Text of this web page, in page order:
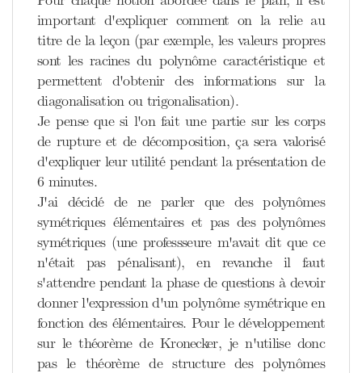
important d'expliquer comment on la relie au
titre de la leçon (par exemple, les valeurs propres
sont les racines du polynôme caractéristique et
permettent d'obtenir des informations sur la
diagonalisation ou trigonalisation).
Je pense que si l'on fait une partie sur les corps
de rupture et de décomposition, ça sera valorisé
d'expliquer leur utilité pendant la présentation de
6 minutes.
J'ai décidé de ne parler que des polynômes
symétriques élémentaires et pas des polynômes
symétriques (une professseure m'avait dit que ce
n'était pas pénalisant), en revanche il faut
s'attendre pendant la phase de questions à devoir
donner l'expression d'un polynôme symétrique en
fonction des élémentaires. Pour le développement
sur le théorème de Kronecker, je n'utilise donc
pas le théorème de structure des polynômes